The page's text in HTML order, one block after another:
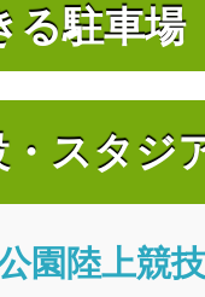
る駐車場
スタジ